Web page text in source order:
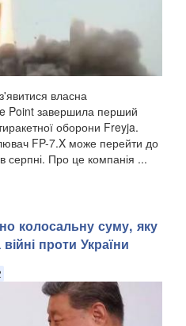
власна
Point завершила перший
оборони Freyja.
FP-7.X може перейти до
серпні. Про це компанія ...
колосальну суму, яку
проти України